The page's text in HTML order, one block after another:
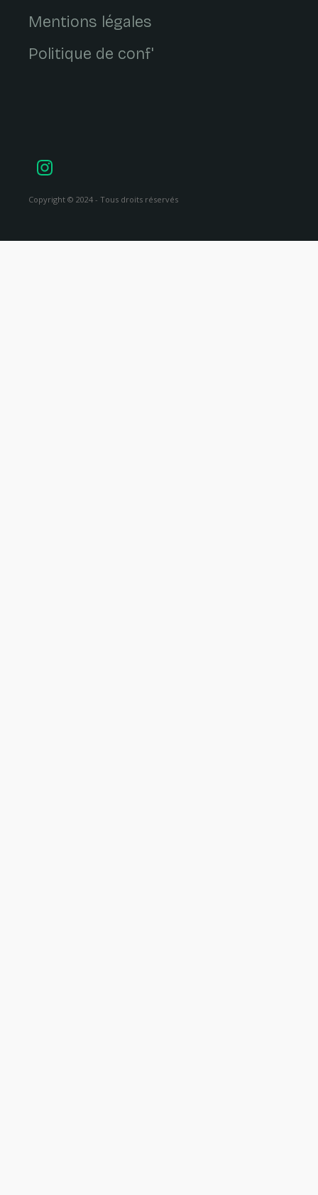
Mentions légales
Politique de conf'
Copyright © 2024 - Tous droits réservés